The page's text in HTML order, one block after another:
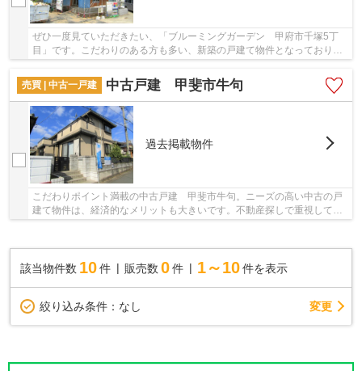
ぜひ一度見ていただきたい、「ブルーミングガーデン 甲府市千塚5丁
目」です。こだわりのある方も多い、新築の戸建て物件となっておりま
売買 | 中古一戸建
中古戸建 甲斐市牛句
過去掲載物件
こだわりポイント満載の中古戸建 甲斐市牛句。ニーズの高い中古の戸
建て物件は、経済的なメリットも大きいです。不動産探しで重視してい
該当物件数 10件 販売数 0 件 1～10 件を表示
絞り込み条件： なし 変更